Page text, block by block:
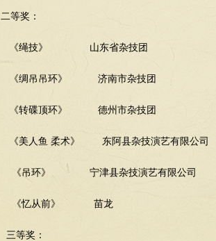
二等奖：
《绳技》 山东省杂技团
《绸吊吊环》 济南市杂技团
《转碟顶环》 德州市杂技团
《美人鱼 柔术》 东阿县杂技演艺有限公司
《吊环》 宁津县杂技演艺有限公司
《忆从前》 苗龙
三等奖：